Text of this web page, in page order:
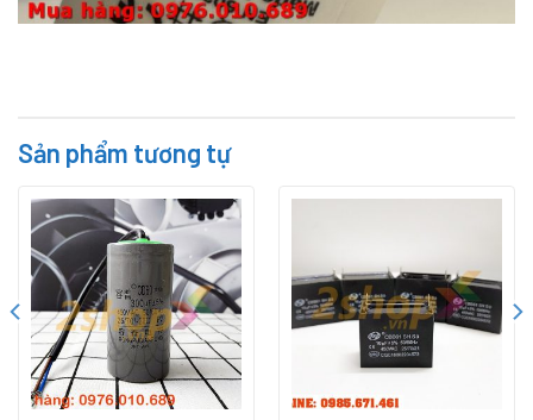
Sản phẩm tương tự